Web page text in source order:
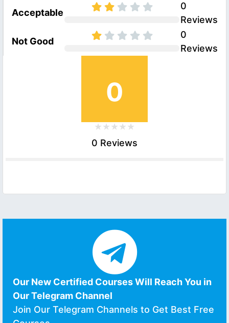
Acceptable
0
Reviews
Not Good
0
Reviews
0
0 Reviews
Our New Certified Courses Will Reach You in
Our Telegram Channel
Join Our Telegram Channels to Get Best Free